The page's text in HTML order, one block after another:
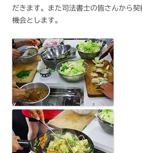
だきます。また司法書士の皆さんから
機会とします。